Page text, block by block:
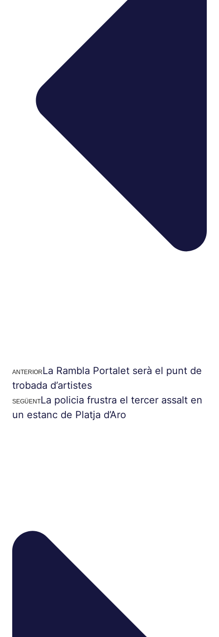
ANTERIORLa Rambla Portalet serà el punt de
trobada d’artistes
SEGÜENTLa policia frustra el tercer assalt en
un estanc de Platja d’Aro